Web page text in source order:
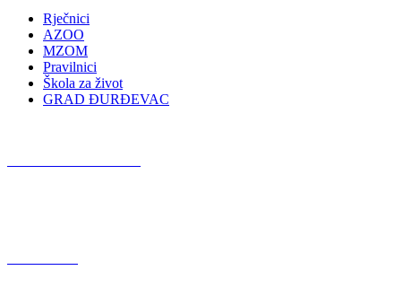
Rječnici
AZOO
MZOM
Pravilnici
Škola za život
GRAD ĐURĐEVAC